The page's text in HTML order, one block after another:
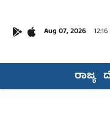
Aug 07, 2026
ರಾಜ್ಯ